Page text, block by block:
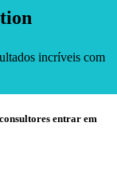
incríveis com
entrar em